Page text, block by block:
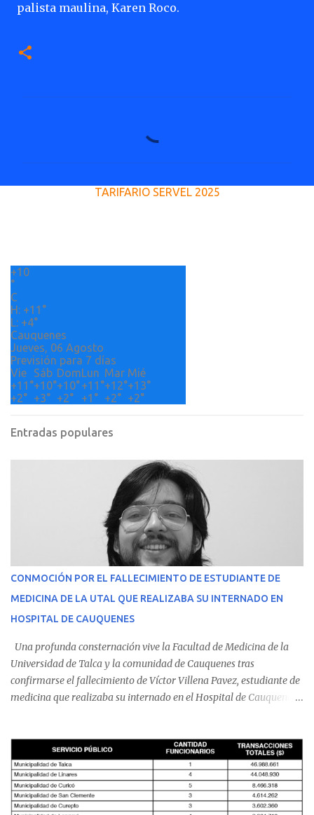
palista maulina, Karen Roco.
i
s
TARIFARIO SERVEL 2025
+10
°
C
H: +11°
L: +4°
Cauquenes
Jueves, 06 Agosto
Previsión para 7 días
Vie
Sáb DomLun Mar Mié
+11°+10°+10°+11°+12°+13°
+2° +3° +2° +1° +2° +2°
Entradas populares
CONMOCIÓN POR EL FALLECIMIENTO DE ESTUDIANTE DE
MEDICINA DE LA UTAL QUE REALIZABA SU INTERNADO EN
HOSPITAL DE CAUQUENES
Una profunda consternación vive la Facultad de Medicina de la
Universidad de Talca y la comunidad de Cauquenes tras
confirmarse el fallecimiento de Víctor Villena Pavez, estudiante de
medicina que realizaba su internado en el Hospital de Cauquenes.
malestares físicos. Dada la complejidad de su estado de salud, el
equipo médico determinó su traslado de urgencia al Hospital
Regional de Talca y dado la urgencia la ambulancia partió hacia
Talca con escolta de Carabineros. En medio del traslado, el